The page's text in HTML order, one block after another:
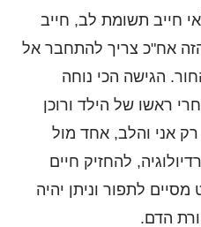
חייב תשומת לב, חייב
אח"כ צריך להתחבר אל
הגישה הכי נוחה
ראשו של הילד ורוכן
אני והלב, אחד מול
להחזיק חיים
לתפור וניתן יהיה
הדם.